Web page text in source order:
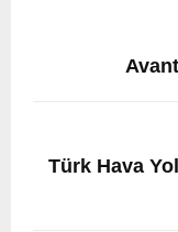
Türk Hava